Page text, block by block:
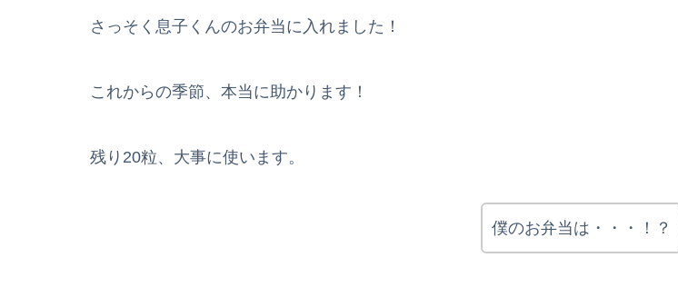
さっそく息子くんのお弁当に入れました！
これからの季節、本当に助かります！
残り20粒、大事に使います。
僕のお弁当は・・・！？